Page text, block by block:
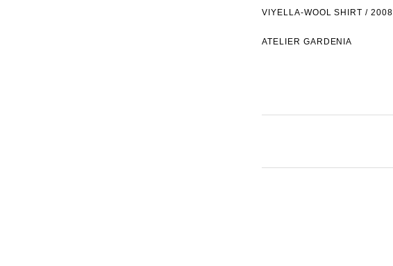
VIYELLA-WOOL SHIRT / 2008
ATELIER GARDENIA